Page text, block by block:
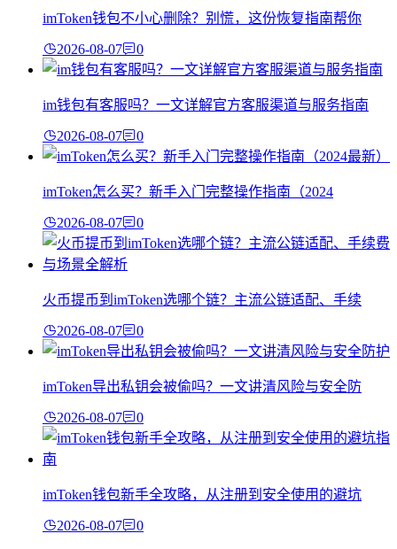
imToken钱包不小心删除？别慌，这份恢复指南帮你
2026-08-07 0
im钱包有客服吗？一文详解官方客服渠道与服务指南
2026-08-07 0
imToken怎么买？新手入门完整操作指南（2024
2026-08-07 0
火币提币到imToken选哪个链？主流公链适配、手续
2026-08-07 0
imToken导出私钥会被偷吗？一文讲清风险与安全防
2026-08-07 0
imToken钱包新手全攻略，从注册到安全使用的避坑
2026-08-07 0